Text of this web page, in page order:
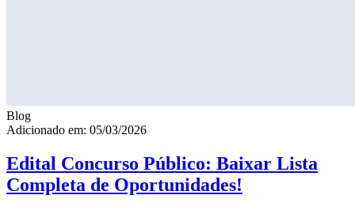
Blog
Adicionado em: 05/03/2026
Edital Concurso Público: Baixar Lista
Completa de Oportunidades!